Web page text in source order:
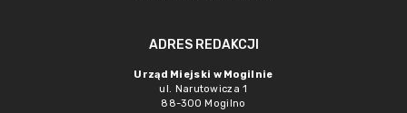
ADRES REDAKCJI
Urząd Miejski w Mogilnie
ul. Narutowicza 1
88-300 Mogilno